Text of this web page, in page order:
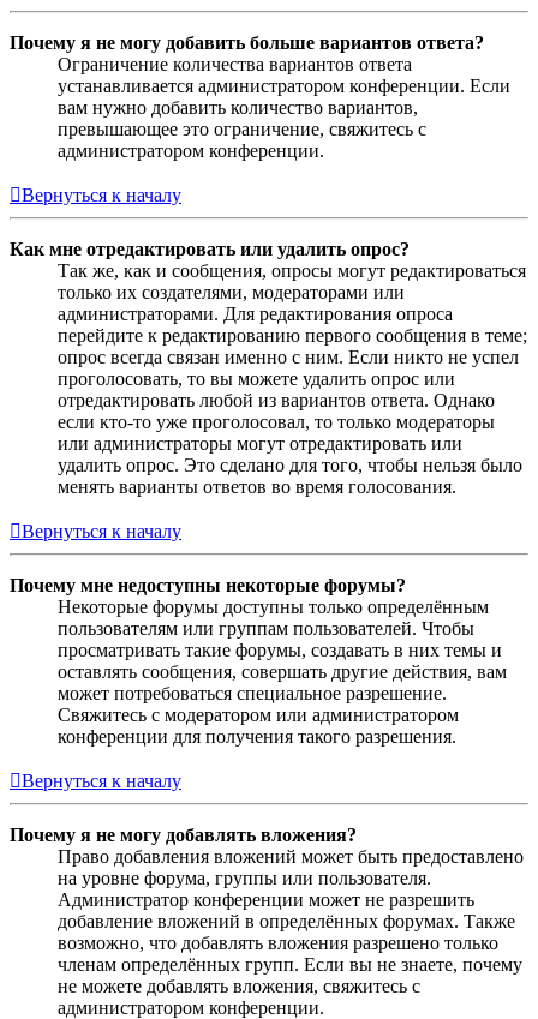
Почему я не могу добавить больше вариантов ответа?
Ограничение количества вариантов ответа
устанавливается администратором конференции. Если
вам нужно добавить количество вариантов,
превышающее это ограничение, свяжитесь с
администратором конференции.
Вернуться к началу
Как мне отредактировать или удалить опрос?
Так же, как и сообщения, опросы могут редактироваться
только их создателями, модераторами или
администраторами. Для редактирования опроса
перейдите к редактированию первого сообщения в теме;
опрос всегда связан именно с ним. Если никто не успел
проголосовать, то вы можете удалить опрос или
отредактировать любой из вариантов ответа. Однако
если кто-то уже проголосовал, то только модераторы
или администраторы могут отредактировать или
удалить опрос. Это сделано для того, чтобы нельзя было
менять варианты ответов во время голосования.
Вернуться к началу
Почему мне недоступны некоторые форумы?
Некоторые форумы доступны только определённым
пользователям или группам пользователей. Чтобы
просматривать такие форумы, создавать в них темы и
оставлять сообщения, совершать другие действия, вам
может потребоваться специальное разрешение.
Свяжитесь с модератором или администратором
конференции для получения такого разрешения.
Вернуться к началу
Почему я не могу добавлять вложения?
Право добавления вложений может быть предоставлено
на уровне форума, группы или пользователя.
Администратор конференции может не разрешить
добавление вложений в определённых форумах. Также
возможно, что добавлять вложения разрешено только
членам определённых групп. Если вы не знаете, почему
не можете добавлять вложения, свяжитесь с
администратором конференции.